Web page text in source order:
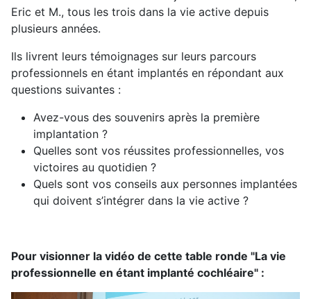
Eric et M., tous les trois dans la vie active depuis
plusieurs années.
Ils livrent leurs témoignages sur leurs parcours
professionnels en étant implantés en répondant aux
questions suivantes :
Avez-vous des souvenirs après la première
implantation ?
Quelles sont vos réussites professionnelles, vos
victoires au quotidien ?
Quels sont vos conseils aux personnes implantées
qui doivent s’intégrer dans la vie active ?
Pour visionner la vidéo de cette table ronde "La vie
professionnelle en étant implanté cochléaire" :